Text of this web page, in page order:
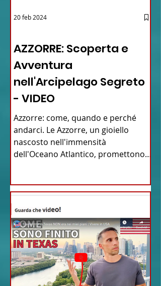
AZZORRE: Scoperta e
Avventura
nell'Arcipelago Segreto
- VIDEO
Azzorre: come, quando e perché
andarci. Le Azzorre, un gioiello
nascosto nell'immensità
dell'Oceano Atlantico, promettono
20 feb 2024